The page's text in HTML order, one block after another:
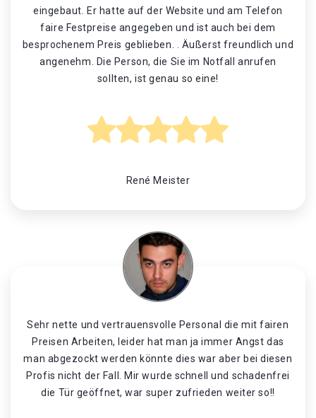
eingebaut. Er hatte auf der Website und am Telefon
faire Festpreise angegeben und ist auch bei dem
besprochenem Preis geblieben. . Äußerst freundlich und
angenehm. Die Person, die Sie im Notfall anrufen
sollten, ist genau so eine!
René Meister
Sehr nette und vertrauensvolle Personal die mit fairen
Preisen Arbeiten, leider hat man ja immer Angst das
man abgezockt werden könnte dies war aber bei diesen
Profis nicht der Fall. Mir wurde schnell und schadenfrei
die Tür geöffnet, war super zufrieden weiter so!!